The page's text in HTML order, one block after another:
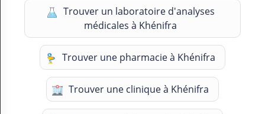
Trouver un laboratoire d'analyses
médicales à Khénifra
Trouver une pharmacie à Khénifra
Trouver une clinique à Khénifra